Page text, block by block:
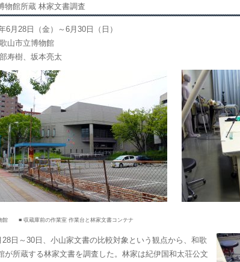
物館所蔵 林家文書調査
6月28日（金）～6月30日（日）
山市立博物館
寿樹、坂本亮太
館 ■ 収蔵庫前の作業室 作業台と林家文書コンテナ
日～30日、小山家文書の比較対象という観点から、和歌
が所蔵する林家文書を調査した。林家は紀伊国和太荘公文